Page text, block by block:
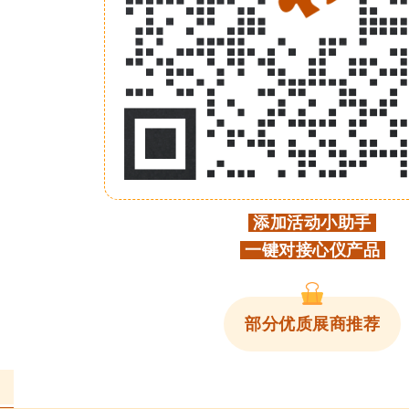
添加活动小助手
一键对接心仪产品
部分优质展商推荐